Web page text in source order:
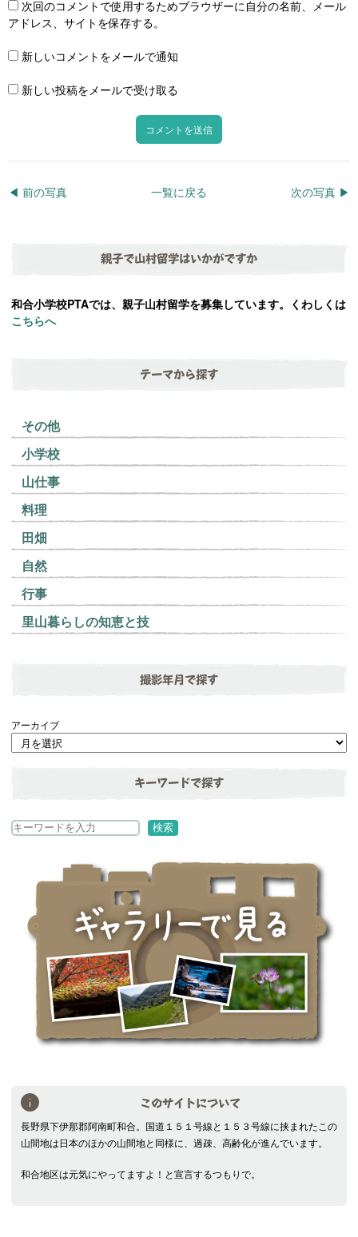
次回のコメントで使用するためブラウザーに自分の名前、メール
アドレス、サイトを保存する。
新しいコメントをメールで通知
新しい投稿をメールで受け取る
◀︎ 前の写真 次の写真 ▶︎
一覧に戻る
親子で山村留学はいかがですか
和合小学校PTAでは、親子山村留学を募集しています。くわしくは
こちらへ
テーマから探す
その他
小学校
山仕事
料理
田畑
自然
行事
里山暮らしの知恵と技
撮影年月で探す
アーカイブ
キーワードで探す
検
検索
このサイトについて
長野県下伊那郡阿南町和合。国道１５１号線と１５３号線に挟まれたこの
山間地は日本のほかの山間地と同様に、過疎、高齢化が進んでいます。
和合地区は元気にやってますよ！と宣言するつもりで。